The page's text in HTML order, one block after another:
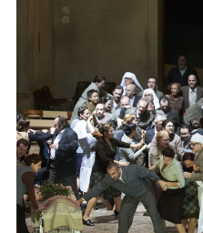
Staatsoper Stuttgart
Wieder im Repertoire
Norma
18.04.2027
18:00 - 21:15